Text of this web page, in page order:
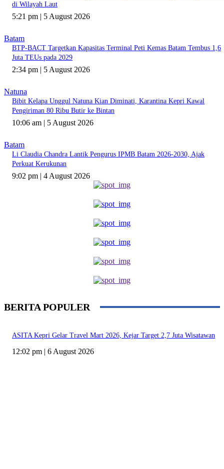
di Wilayah Laut
5:21 pm | 5 August 2026
Batam
BTP-BACT Targetkan Kapasitas Terminal Peti Kemas Batam Tembus 1,6
Juta TEUs pada 2029
2:34 pm | 5 August 2026
Natuna
Bibit Kelapa Unggul Natuna Kian Diminati, Karantina Kepri Kawal
Pengiriman 80 Ribu Butir ke Bintan
10:06 am | 5 August 2026
Batam
Li Claudia Chandra Lantik Pengurus IPMB Batam 2026-2030, Ajak
Perkuat Kerukunan
9:02 pm | 4 August 2026
BERITA POPULER
ASITA Kepri Gelar Travel Mart 2026, Kejar Target 2,7 Juta Wisatawan
12:02 pm | 6 August 2026